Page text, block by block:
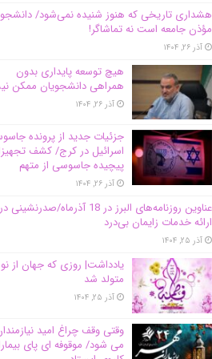
هشداری تاریخی که هنوز شنیده نمی‌شود/ دانشجو
مؤذن جامعه است نه تماشاگر!
آذر ۲۶, ۱۴۰۴
هیچ توسعه پایداری بدون
همراهی دانشجویان ممکن
آذر ۲۶, ۱۴۰۴
جزئیات جدید از پرونده
اسرائیل در کرج/‌ کشف
پیچیده جاسوسی از متهم
آذر ۲۶, ۱۴۰۴
عناوین روزنامه‌های البرز در ‌18 آذرماه/صدرنشینی در
ارائه خدمات زایمان بی‌درد
آذر ۲۵, ۱۴۰۴
یادداشت| روزی که جهان از نو
متولد شد
آذر ۲۵, ۱۴۰۴
وقتی وقف چراغ امید
می شود/ موقوفه ای پای